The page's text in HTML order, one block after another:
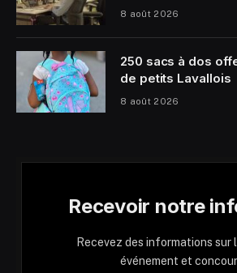
8 août 2026
250 sacs à dos
de petits Lavallois
8 août 2026
Recevoir notre
Recevez des informations sur
événement et